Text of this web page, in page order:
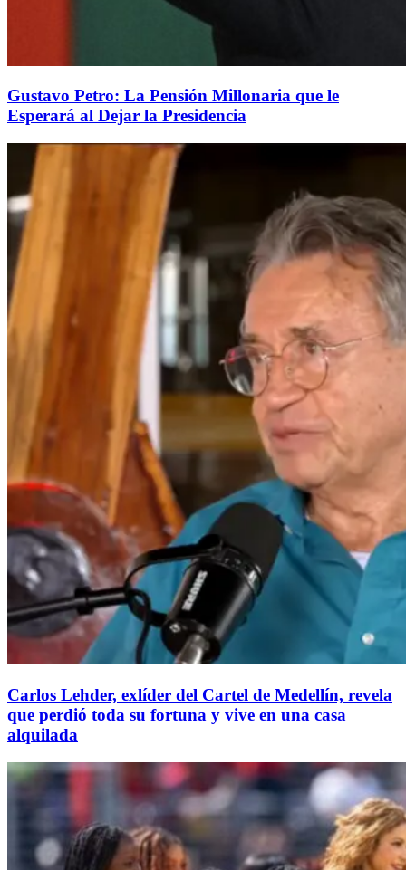
Gustavo Petro: La Pensión Millonaria que le
Esperará al Dejar la Presidencia
Carlos Lehder, exlíder del Cartel de Medellín, revela
que perdió toda su fortuna y vive en una casa
alquilada